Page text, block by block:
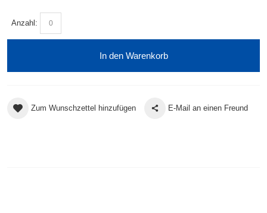
Anzahl:
In den Warenkorb
Zum Wunschzettel hinzufügen E-Mail an einen Freund